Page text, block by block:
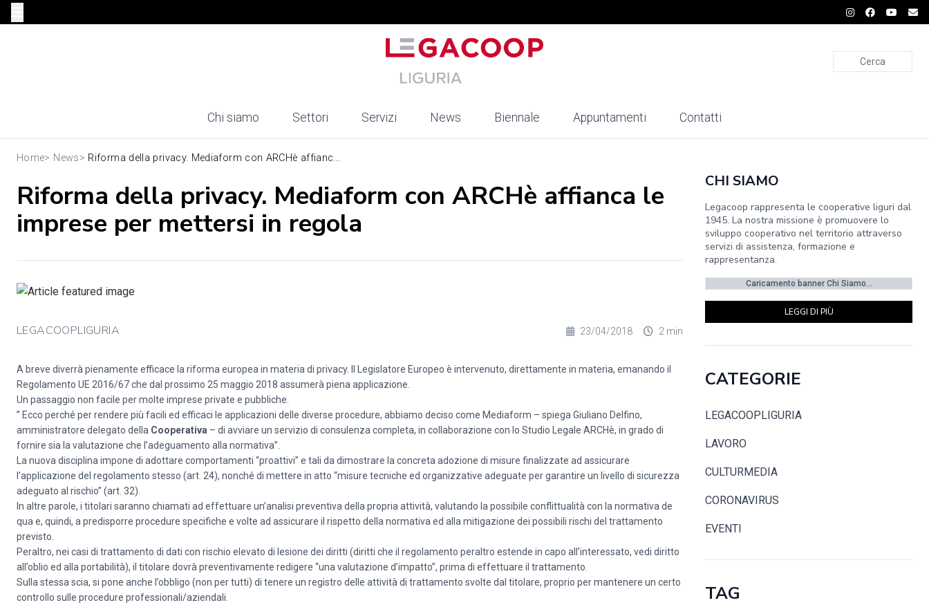
Cerca
Chi siamo Settori Servizi News Biennale Appuntamenti Contatti
Home> News> Riforma della privacy. Mediaform con ARCHè affianc...
Riforma della privacy. Mediaform con ARCHè affianca le
imprese per mettersi in regola
LEGACOOPLIGURIA 23/04/2018 2 min
A breve diverrà pienamente efficace la riforma europea in materia di privacy. Il Legislatore Europeo è intervenuto, direttamente in materia, emanando il
Regolamento UE 2016/67 che dal prossimo 25 maggio 2018 assumerà piena applicazione.
Un passaggio non facile per molte imprese private e pubbliche.
” Ecco perché per rendere più facili ed efficaci le applicazioni delle diverse procedure, abbiamo deciso come Mediaform – spiega Giuliano Delfino,
amministratore delegato della Cooperativa – di avviare un servizio di consulenza completa, in collaborazione con lo Studio Legale ARCHè, in grado di
fornire sia la valutazione che l’adeguamento alla normativa”.
La nuova disciplina impone di adottare comportamenti “proattivi” e tali da dimostrare la concreta adozione di misure finalizzate ad assicurare
l’applicazione del regolamento stesso (art. 24), nonché di mettere in atto “misure tecniche ed organizzative adeguate per garantire un livello di sicurezza
adeguato al rischio” (art. 32).
In altre parole, i titolari saranno chiamati ad effettuare un’analisi preventiva della propria attività, valutando la possibile conflittualità con la normativa de
qua e, quindi, a predisporre procedure specifiche e volte ad assicurare il rispetto della normativa ed alla mitigazione dei possibili rischi del trattamento
previsto.
Peraltro, nei casi di trattamento di dati con rischio elevato di lesione dei diritti (diritti che il regolamento peraltro estende in capo all’interessato, vedi diritto
all’oblio ed alla portabilità), il titolare dovrà preventivamente redigere “una valutazione d’impatto”, prima di effettuare il trattamento.
Sulla stessa scia, si pone anche l’obbligo (non per tutti) di tenere un registro delle attività di trattamento svolte dal titolare, proprio per mantenere un certo
controllo sulle procedure professionali/aziendali.
CHI SIAMO
Legacoop rappresenta le cooperative liguri dal
1945. La nostra missione è promuovere lo
sviluppo cooperativo nel territorio attraverso
servizi di assistenza, formazione e
rappresentanza.
Caricamento banner Chi Siamo...
LEGGI DI PIÙ
CATEGORIE
LEGACOOPLIGURIA
LAVORO
CULTURMEDIA
CORONAVIRUS
EVENTI
TAG